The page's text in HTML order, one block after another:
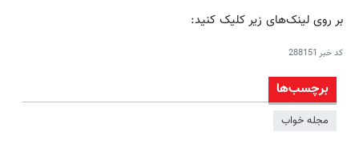
بر روی لینک‌های زیر کلیک کنید:
کد خبر 288151
برچسب‌ها
مجله خواب